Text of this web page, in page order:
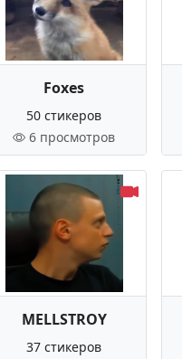
Foxes
50 стикеров
6 просмотров
MELLSTROY
37 стикеров